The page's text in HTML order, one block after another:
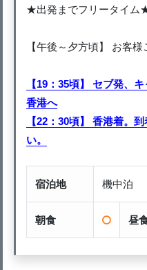
★出発までフリータイム
【午後～夕方頃】 お客
【19：35頃】 セブ発、
香港へ
【22：30頃】 香港着。
い。
宿泊地 機中泊
朝食 昼